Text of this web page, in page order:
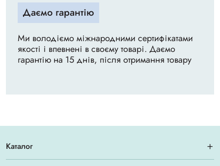
Даємо гарантію
Ми володіємо міжнародними сертифікатами
якості і впевнені в своєму товарі. Даємо
гарантію на 15 днів, після отримання товару
Каталог